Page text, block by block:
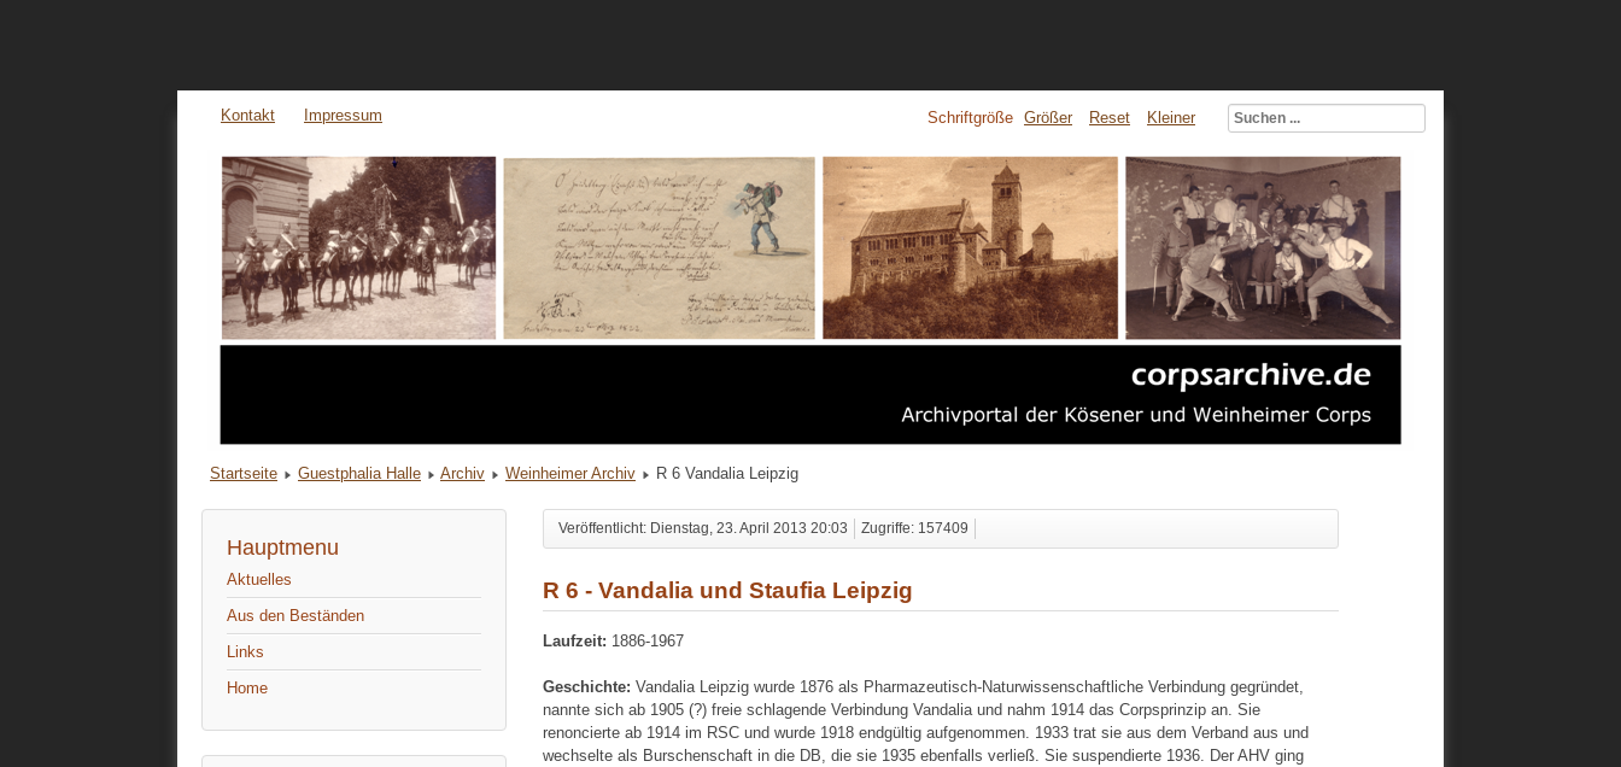
Kontakt Impressum Schriftgröße Größer Reset Kleiner
Startseite Guestphalia Halle Archiv Weinheimer Archiv R 6 Vandalia Leipzig
Hauptmenu
Aktuelles
Aus den Beständen
Links
Home
Veröffentlicht: Dienstag, 23. April 2013 20:03 Zugriffe: 157409
R 6 - Vandalia und Staufia Leipzig
Laufzeit: 1886-1967
Geschichte: Vandalia Leipzig wurde 1876 als Pharmazeutisch-Naturwissenschaftliche Verbindung gegründet,
nannte sich ab 1905 (?) freie schlagende Verbindung Vandalia und nahm 1914 das Corpsprinzip an. Sie
renoncierte ab 1914 im RSC und wurde 1918 endgültig aufgenommen. 1933 trat sie aus dem Verband aus und
wechselte als Burschenschaft in die DB, die sie 1935 ebenfalls verließ. Sie suspendierte 1936. Der AHV ging